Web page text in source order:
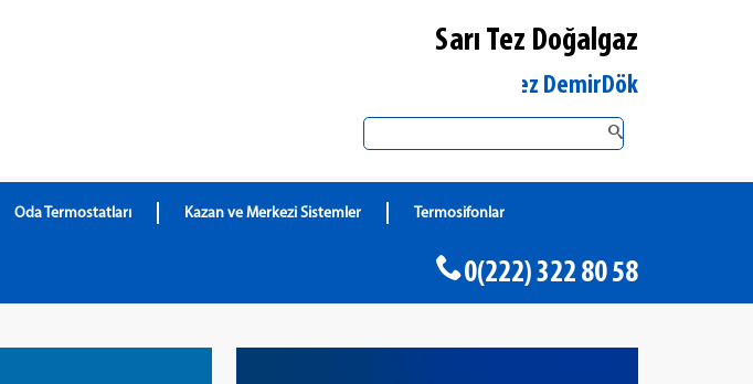
Sarı Tez Doğalgaz
Eskişehir Merkez DemirDöküm Yetkili Satıcı
Oda Termostatları Kazan ve Merkezi Sistemler Termosifonlar
0(222) 322 80 58